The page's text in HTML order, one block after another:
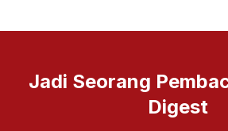
Jadi Seorang
Digest